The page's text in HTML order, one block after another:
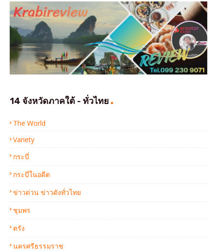
14 จังหวัดภาคใต้ - ทั่วไทย
The World
Variety
กระบี่
กระบี่ในอดีต
ข่าวด่วน ข่าวดังทั่วไทย
ชุมพร
ตรัง
นครศรีธรรมราช